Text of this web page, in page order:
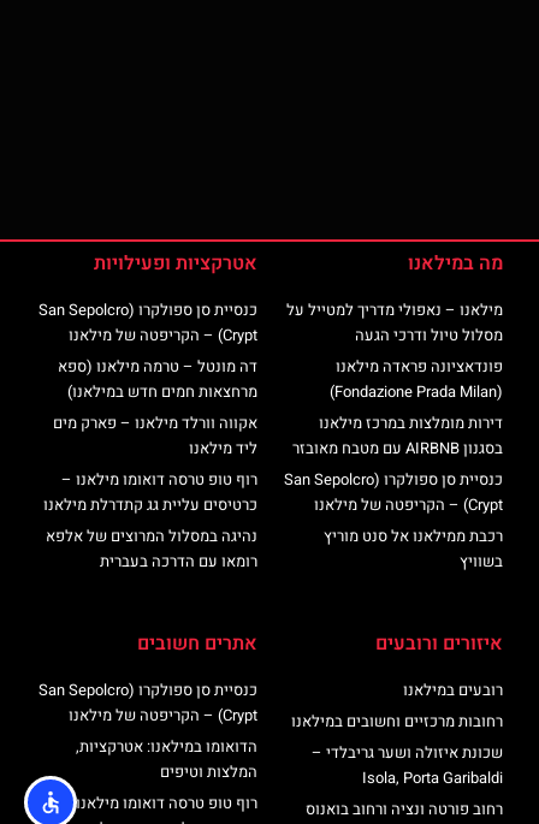
מה במילאנו
מילאנו – נאפולי מדריך למטייל על
מסלול טיול ודרכי הגעה
פונדאציונה פראדה מילאנו
(Fondazione Prada Milan)
דירות מומלצות במרכז מילאנו
בסגנון AIRBNB עם מטבח מאובזר
כנסיית סן ספולקרו (San Sepolcro
Crypt) – הקריפטה של מילאנו
רכבת ממילאנו אל סנט מוריץ
בשוויץ
אטרקציות ופעילויות
כנסיית סן ספולקרו (San Sepolcro
Crypt) – הקריפטה של מילאנו
דה מונטל – טרמה מילאנו (ספא
מרחצאות חמים חדש במילאנו)
אקווה וורלד מילאנו – פארק מים
ליד מילאנו
רוף טופ טרסה דואומו מילאנו –
כרטיסים עליית גג קתדרלת מילאנו
נהיגה במסלול המרוצים של אלפא
רומאו עם הדרכה בעברית
איזורים ורובעים
רובעים במילאנו
רחובות מרכזיים וחשובים במילאנו
שכונת איזולה ושער גריבלדי –
Isola, Porta Garibaldi
רחוב פורטה ונציה ורחוב בואנוס
אתרים חשובים
כנסיית סן ספולקרו (San Sepolcro
Crypt) – הקריפטה של מילאנו
הדואומו במילאנו: אטרקציות,
המלצות וטיפים
רוף טופ טרסה דואומו מילאנו –